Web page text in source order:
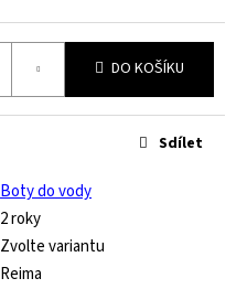
DO KOŠÍKU
Boty do vody
2 roky
Zvolte variantu
Reima
Sdílet